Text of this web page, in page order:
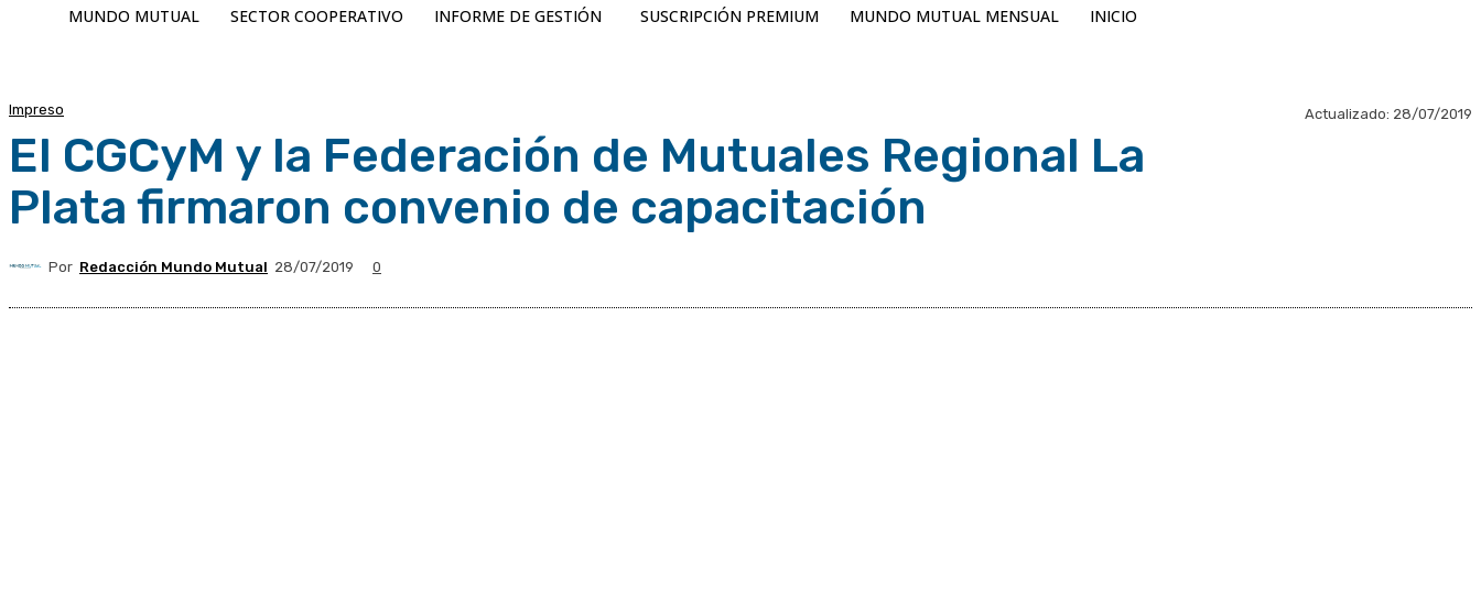
MUNDO MUTUAL SECTOR COOPERATIVO INFORME DE GESTIÓN SUSCRIPCIÓN PREMIUM MUNDO MUTUAL MENSUAL INICIO
Impreso Actualizado: 28/07/2019
El CGCyM y la Federación de Mutuales Regional La
Plata firmaron convenio de capacitación
Por Redacción Mundo Mutual 28/07/2019 0